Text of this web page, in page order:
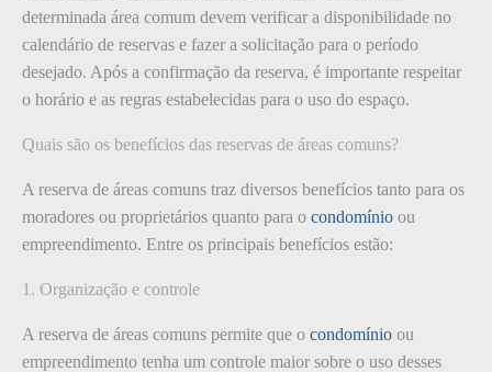
determinada área comum devem verificar a disponibilidade no
calendário de reservas e fazer a solicitação para o período
desejado. Após a confirmação da reserva, é importante respeitar
o horário e as regras estabelecidas para o uso do espaço.
Quais são os benefícios das reservas de áreas comuns?
A reserva de áreas comuns traz diversos benefícios tanto para os
moradores ou proprietários quanto para o condomínio ou
empreendimento. Entre os principais benefícios estão:
1. Organização e controle
A reserva de áreas comuns permite que o condomínio ou
empreendimento tenha um controle maior sobre o uso desses